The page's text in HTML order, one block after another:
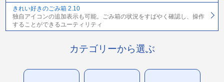
きれい好きのごみ箱 2.10
独自アイコンの追加表示も可能。ごみ箱の状況をすばやく確認し、操作
することができるユーティリティ
カテゴリーから選ぶ